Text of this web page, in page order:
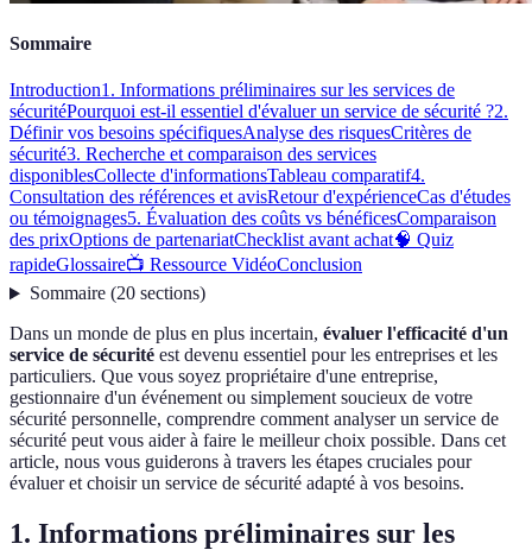
Sommaire
Introduction1. Informations préliminaires sur les services de
sécuritéPourquoi est-il essentiel d'évaluer un service de sécurité ?2.
Définir vos besoins spécifiquesAnalyse des risquesCritères de
sécurité3. Recherche et comparaison des services
disponiblesCollecte d'informationsTableau comparatif4.
Consultation des références et avisRetour d'expérienceCas d'études
ou témoignages5. Évaluation des coûts vs bénéficesComparaison
des prixOptions de partenariatChecklist avant achat🧠 Quiz
rapideGlossaire📺 Ressource VidéoConclusion
Sommaire(20 sections)
Dans un monde de plus en plus incertain, évaluer l'efficacité d'un
service de sécurité est devenu essentiel pour les entreprises et les
particuliers. Que vous soyez propriétaire d'une entreprise,
gestionnaire d'un événement ou simplement soucieux de votre
sécurité personnelle, comprendre comment analyser un service de
sécurité peut vous aider à faire le meilleur choix possible. Dans cet
article, nous vous guiderons à travers les étapes cruciales pour
évaluer et choisir un service de sécurité adapté à vos besoins.
1. Informations préliminaires sur les